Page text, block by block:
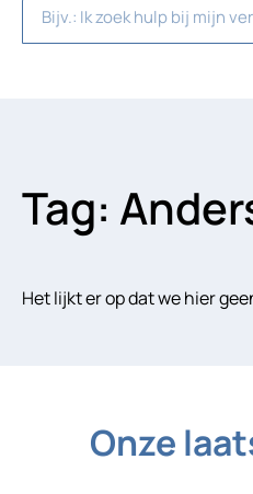
Tag:
Het lijkt er op dat we hier
Onze